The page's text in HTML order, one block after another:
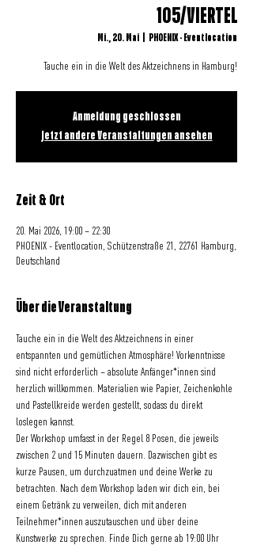
105/VIERTEL
Mi., 20. Mai PHOENIX - Eventlocation
Tauche ein in die Welt des Aktzeichnens in Hamburg!
Anmeldung geschlossen
Jetzt andere Veranstaltungen ansehen
Zeit & Ort
20. Mai 2026, 19:00 – 22:30
PHOENIX - Eventlocation, Schützenstraße 21, 22761 Hamburg,
Deutschland
Über die Veranstaltung
Tauche ein in die Welt des Aktzeichnens in einer
entspannten und gemütlichen Atmosphäre! Vorkenntnisse
sind nicht erforderlich – absolute Anfänger*innen sind
herzlich willkommen. Materialien wie Papier, Zeichenkohle
und Pastellkreide werden gestellt, sodass du direkt
loslegen kannst.
Der Workshop umfasst in der Regel 8 Posen, die jeweils
zwischen 2 und 15 Minuten dauern. Dazwischen gibt es
kurze Pausen, um durchzuatmen und deine Werke zu
betrachten. Nach dem Workshop laden wir dich ein, bei
einem Getränk zu verweilen, dich mit anderen
Teilnehmer*innen auszutauschen und über deine
Kunstwerke zu sprechen. Finde Dich gerne ab 19:00 Uhr